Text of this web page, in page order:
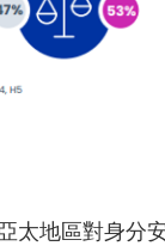
太地區對身分